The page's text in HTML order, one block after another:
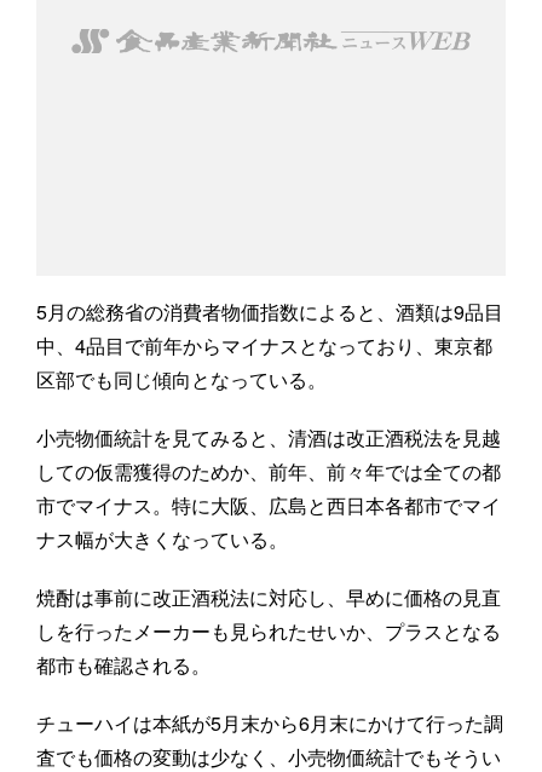
5月の総務省の消費者物価指数によると、酒類は9品目
中、4品目で前年からマイナスとなっており、東京都
区部でも同じ傾向となっている。
小売物価統計を見てみると、清酒は改正酒税法を見越
しての仮需獲得のためか、前年、前々年では全ての都
市でマイナス。特に大阪、広島と西日本各都市でマイ
ナス幅が大きくなっている。
焼酎は事前に改正酒税法に対応し、早めに価格の見直
しを行ったメーカーも見られたせいか、プラスとなる
都市も確認される。
チューハイは本紙が5月末から6月末にかけて行った調
査でも価格の変動は少なく、小売物価統計でもそうい